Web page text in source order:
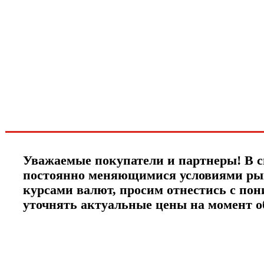
Уважаемые покупатели и партнеры! В
постоянно меняющимися условиями
курсами валют, просим отнестись с
уточнять актуальные цены на момент